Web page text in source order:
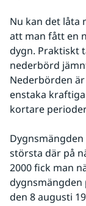
Nu kan det låta
att man fått en
dygn. Praktiskt
nederbörd
Nederbörden
enstaka
kortare
största där på
2000 fick man
dygnsmängden
den 8 augusti